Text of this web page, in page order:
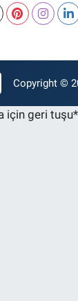
Copyright ©
için geri